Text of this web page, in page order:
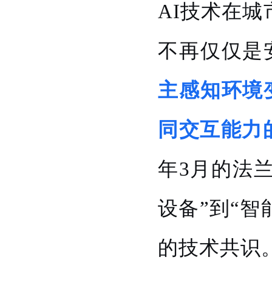
AI技术在城
不再仅仅是
主感知环境
同交互能力
年3月的法
设备”到“智
的技术共识